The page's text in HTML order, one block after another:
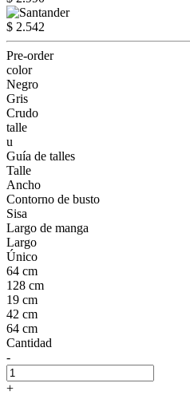
$ 2.542
Pre-order
color
Negro
Gris
Crudo
talle
u
Guía de talles
Talle
Ancho
Contorno de busto
Sisa
Largo de manga
Largo
Único
64 cm
128 cm
19 cm
42 cm
64 cm
Cantidad
-
+